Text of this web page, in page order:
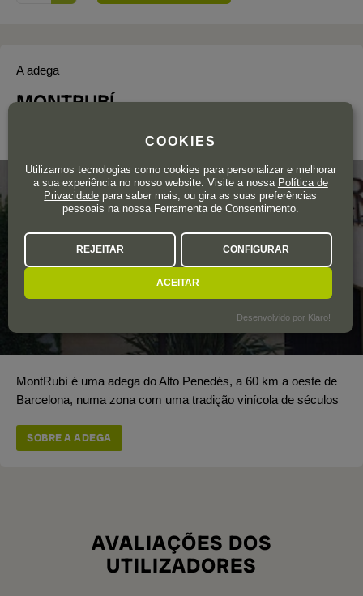
A adega
MONTRUBÍ
MontRubí é uma adega do Alto Penedés, a 60 km a oeste de
Barcelona, numa zona com uma tradição vinícola de séculos
SOBRE A ADEGA
AVALIAÇÕES DOS
UTILIZADORES
COOKIES
Utilizamos tecnologias como cookies para personalizar e melhorar
a sua experiência no nosso website. Visite a nossa Política de
Privacidade para saber mais, ou gira as suas preferências
pessoais na nossa Ferramenta de Consentimento.
REJEITAR CONFIGURAR
ACEITAR
Desenvolvido por Klaro!